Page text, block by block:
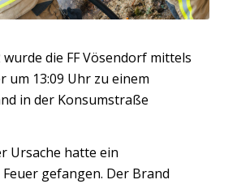
wurde die FF Vösendorf mittels
um 13:09 Uhr zu einem
in der Konsumstraße
Ursache hatte ein
gefangen. Der Brand